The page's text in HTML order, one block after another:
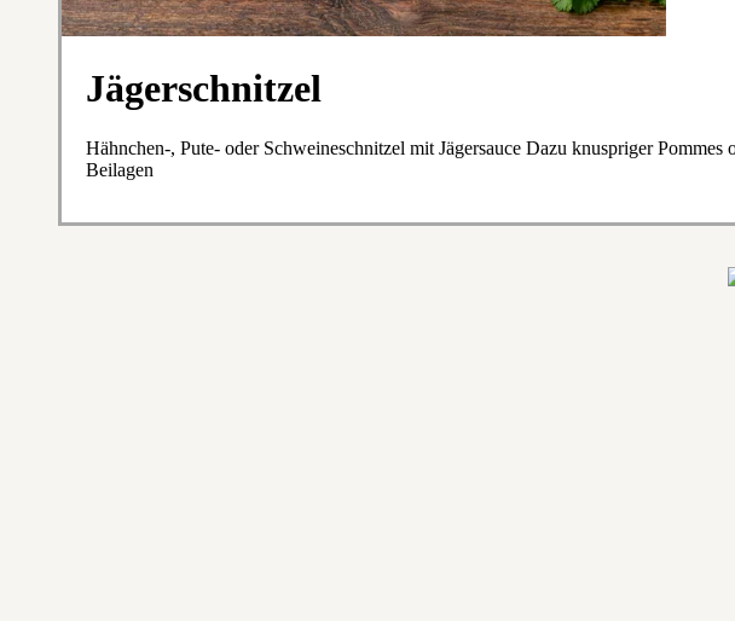
Jägerschnitzel
Hähnchen-, Pute- oder Schweineschnitzel mit Jägersauce Dazu knuspriger Pommes
Beilagen